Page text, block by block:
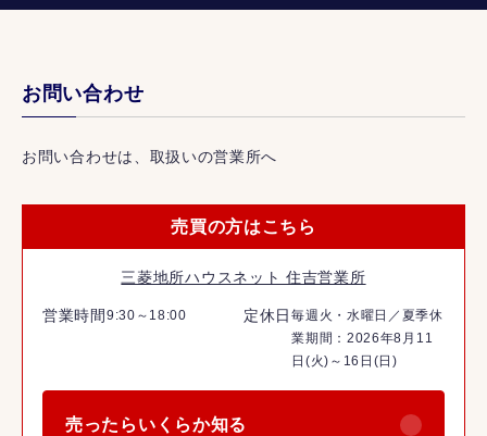
お問い合わせ
お問い合わせは、取扱いの営業所へ
売買の方はこちら
三菱地所ハウスネット 住吉営業所
営業時間 9:30～18:00 定休日毎週火・水曜日／夏季休
業期間：2026年8月11
日(火)～16日(日)
売ったらいくらか知る